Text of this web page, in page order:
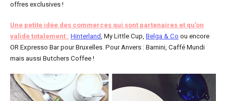
offres exclusives !
Une petite idée des commerces qui sont partenaires et qu’on
valide totalement : Hinterland , My Little Cup, Belga & Co ou encore
OR Expresso Bar pour Bruxelles. Pour Anvers : Barnini, Caffé Mundi
mais aussi Butchers Coffee !